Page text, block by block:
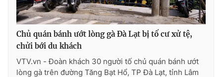
® Cấm sao chép dưới mọi hình thức nếu không có sự chấp
thuận bằng văn bản. Ghi rõ nguồn VTV.vn khi phát hành lại
thông tin từ website này.
Chủ quán bánh ướt lòng gà Đà Lạt bị tố cư xử tệ,
chửi bới du khách
VTV.vn - Đoàn khách 30 người tố chủ quán bánh ướt
lòng gà trên đường Tăng Bạt Hổ, TP Đà Lạt, tỉnh Lâm